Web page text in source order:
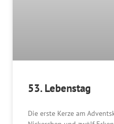
53. Lebenstag
Die erste Kerze am